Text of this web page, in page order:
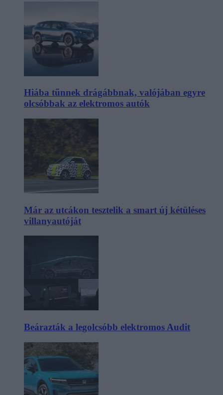
Hiába tűnnek drágábbnak, valójában egyre
olcsóbbak az elektromos autók
Már az utcákon tesztelik a smart új kétüléses
villanyautóját
Beárazták a legolcsóbb elektromos Audit